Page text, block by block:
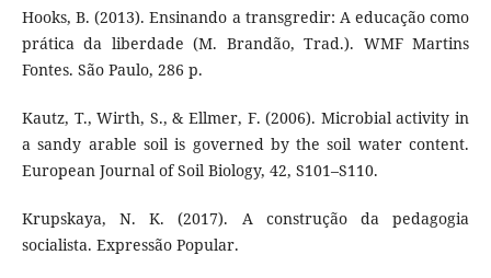
Hooks, B. (2013). Ensinando a transgredir: A educação como
prática da liberdade (M. Brandão, Trad.). WMF Martins
Fontes. São Paulo, 286 p.
Kautz, T., Wirth, S., & Ellmer, F. (2006). Microbial activity in
a sandy arable soil is governed by the soil water content.
European Journal of Soil Biology, 42, S101–S110.
Krupskaya, N. K. (2017). A construção da pedagogia
socialista. Expressão Popular.